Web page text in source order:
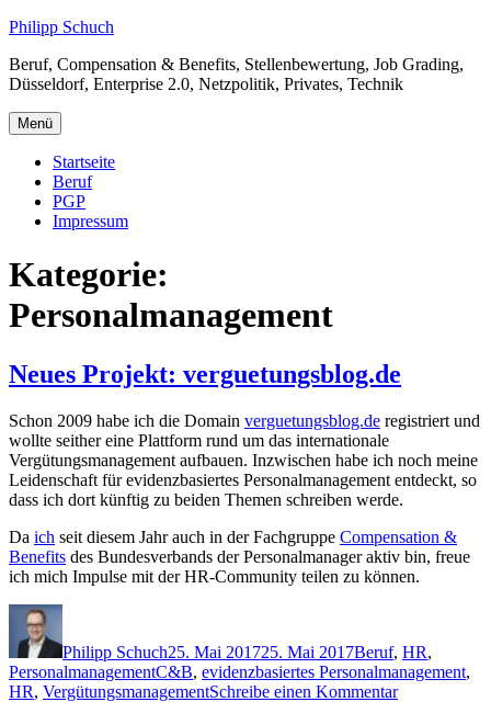
Zum
springen
Philipp Schuch
Beruf, Compensation & Benefits, Stellenbewertung, Job Grading,
Düsseldorf, Enterprise 2.0, Netzpolitik, Privates, Technik
Menü
Startseite
Beruf
PGP
Impressum
Kategorie:
Personalmanagement
Neues Projekt: verguetungsblog.de
Schon 2009 habe ich die Domain verguetungsblog.de registriert und
wollte seither eine Plattform rund um das internationale
Vergütungsmanagement aufbauen. Inzwischen habe ich noch meine
Leidenschaft für evidenzbasiertes Personalmanagement entdeckt, so
dass ich dort künftig zu beiden Themen schreiben werde.
Da ich seit diesem Jahr auch in der Fachgruppe Compensation &
Benefits des Bundesverbands der Personalmanager aktiv bin, freue
ich mich Impulse mit der HR-Community teilen zu können.
Autor
Philipp Schuch25. Mai 201725. Mai 2017Beruf, HR,
PersonalmanagementSchlagwörter
C&B, evidenzbasiertes Personalmanagement,
HR, VergütungsmanagementSchreibe einen Kommentarzu